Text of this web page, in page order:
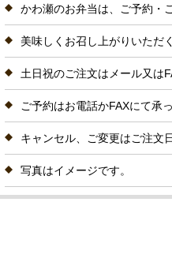
かわ瀬のお弁当は、ご予約・
美味しくお召し上がりいただ
土日祝のご注文はメール又は
ご予約はお電話かFAXにて承
キャンセル、ご変更はご注文
写真はイメージです。